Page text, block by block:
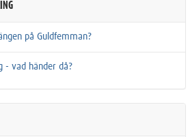
på Guldfemman?
- vad händer då?